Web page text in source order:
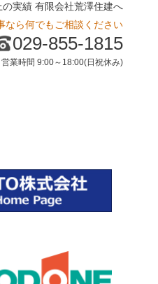
実績 有限会社荒澤住建へ
なら何でもご相談ください
029-855-1815
営業時間 9:00～18:00(日祝休み)